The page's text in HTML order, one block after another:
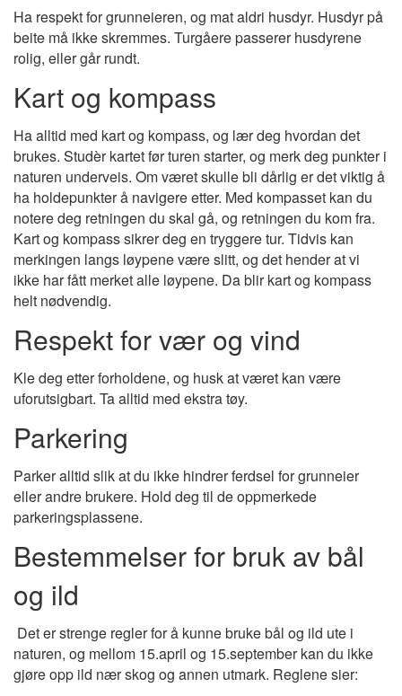
Ha respekt for grunneieren, og mat aldri husdyr. Husdyr på
beite må ikke skremmes. Turgåere passerer husdyrene
rolig, eller går rundt.
Kart og kompass
Ha alltid med kart og kompass, og lær deg hvordan det
brukes. Studèr kartet før turen starter, og merk deg punkter i
naturen underveis. Om været skulle bli dårlig er det viktig å
ha holdepunkter å navigere etter. Med kompasset kan du
notere deg retningen du skal gå, og retningen du kom fra.
Kart og kompass sikrer deg en tryggere tur. Tidvis kan
merkingen langs løypene være slitt, og det hender at vi
ikke har fått merket alle løypene. Da blir kart og kompass
helt nødvendig.
Respekt for vær og vind
Kle deg etter forholdene, og husk at været kan være
uforutsigbart. Ta alltid med ekstra tøy.
Parkering
Parker alltid slik at du ikke hindrer ferdsel for grunneier
eller andre brukere. Hold deg til de oppmerkede
parkeringsplassene.
Bestemmelser for bruk av bål
og ild
Det er strenge regler for å kunne bruke bål og ild ute i
naturen, og mellom 15.april og 15.september kan du ikke
gjøre opp ild nær skog og annen utmark. Reglene sier: